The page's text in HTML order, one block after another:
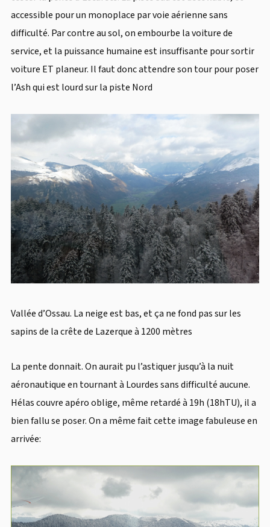
accessible pour un monoplace par voie aérienne sans
difficulté. Par contre au sol, on embourbe la voiture de
service, et la puissance humaine est insuffisante pour sortir
voiture ET planeur. Il faut donc attendre son tour pour poser
l’Ash qui est lourd sur la piste Nord
Vallée d’Ossau. La neige est bas, et ça ne fond pas sur les
sapins de la crête de Lazerque à 1200 mètres
La pente donnait. On aurait pu l’astiquer jusqu’à la nuit
aéronautique en tournant à Lourdes sans difficulté aucune.
Hélas couvre apéro oblige, même retardé à 19h (18hTU), il a
bien fallu se poser. On a même fait cette image fabuleuse en
arrivée: